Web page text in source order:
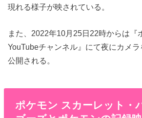
現れる様子が映されている。
また、2022年10月25日22時からは『
YouTubeチャンネル』にて夜にカメ
公開される。
ポケモン スカーレット・